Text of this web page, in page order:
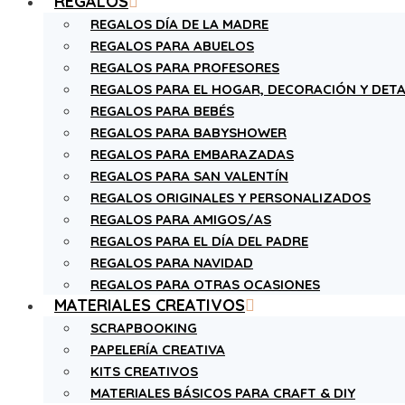
REGALOS DÍA DE LA MADRE
REGALOS PARA ABUELOS
REGALOS PARA PROFESORES
REGALOS PARA EL HOGAR, DECORACIÓN Y
REGALOS PARA BEBÉS
REGALOS PARA BABYSHOWER
REGALOS PARA EMBARAZADAS
REGALOS PARA SAN VALENTÍN
REGALOS ORIGINALES Y PERSONALIZADOS
REGALOS PARA AMIGOS/AS
REGALOS PARA EL DÍA DEL PADRE
REGALOS PARA NAVIDAD
REGALOS PARA OTRAS OCASIONES
MATERIALES CREATIVOS
SCRAPBOOKING
PAPELERÍA CREATIVA
KITS CREATIVOS
MATERIALES BÁSICOS PARA CRAFT & DIY